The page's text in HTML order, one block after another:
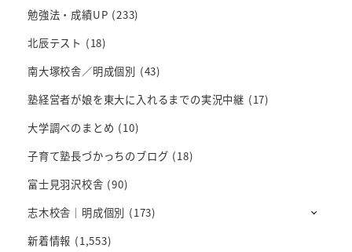
勉強法・成績UP (233)
北辰テスト (18)
南大塚校舎／明成個別 (43)
塾経営者が娘を東大に入れるまでの実況中継 (17)
大学調べのまとめ (10)
子育て塾長づかっちのブログ (18)
富士見羽沢校舎 (90)
志木校舎｜明成個別 (173)
新着情報 (1,553)